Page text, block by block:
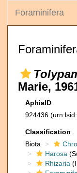
Foraminifera
Marie,
AphiaID
924436
Classification
Biota
Harosa
Rhizaria